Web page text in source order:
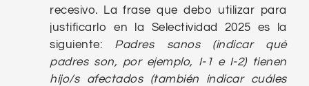
recesivo. La frase que debo utilizar para
justificarlo en la Selectividad 2025 es la
siguiente: Padres sanos (indicar qué
padres son, por ejemplo, I-1 e I-2) tienen
hijo/s afectados (también indicar cuáles